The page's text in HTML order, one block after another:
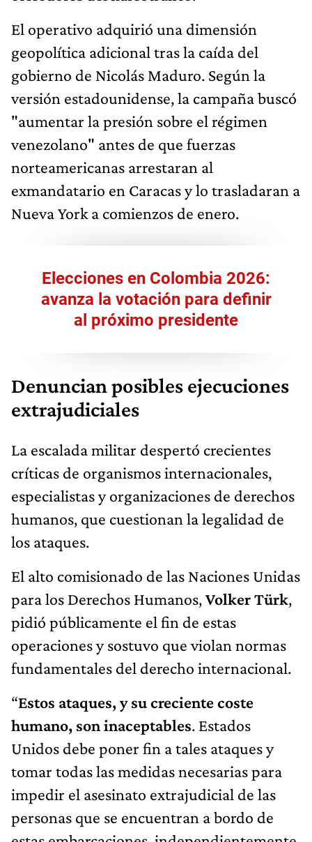
El operativo adquirió una dimensión
geopolítica adicional tras la caída del
gobierno de Nicolás Maduro. Según la
versión estadounidense, la campaña buscó
"aumentar la presión sobre el régimen
venezolano" antes de que fuerzas
norteamericanas arrestaran al
exmandatario en Caracas y lo trasladaran a
Nueva York a comienzos de enero.
Elecciones en Colombia 2026:
avanza la votación para definir
al próximo presidente
Denuncian posibles ejecuciones
extrajudiciales
La escalada militar despertó crecientes
críticas de organismos internacionales,
especialistas y organizaciones de derechos
humanos, que cuestionan la legalidad de
los ataques.
El alto comisionado de las Naciones Unidas
para los Derechos Humanos,Volker Türk,
pidió públicamente el fin de estas
operaciones y sostuvo que violan normas
fundamentales del derecho internacional.
“Estos ataques, y su creciente coste
humano, son inaceptables. Estados
Unidos debe poner fin a tales ataques y
tomar todas las medidas necesarias para
impedir el asesinato extrajudicial de las
personas que se encuentran a bordo de